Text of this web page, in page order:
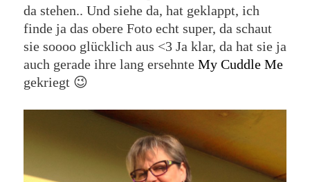
da stehen.. Und siehe da, hat geklappt, ich
finde ja das obere Foto echt super, da schaut
sie soooo glücklich aus <3 Ja klar, da hat sie ja
auch gerade ihre lang ersehnte My Cuddle Me
gekriegt 😉